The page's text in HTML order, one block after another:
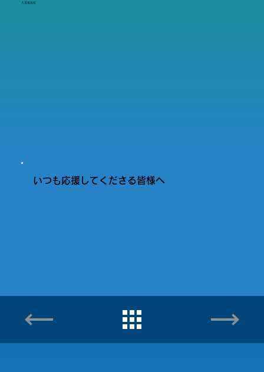
大宮東高校
いつも応援してくださる皆様へ